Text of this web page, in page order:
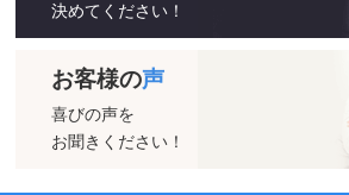
決めてください！
お客様の声
喜びの声を
お聞きください！